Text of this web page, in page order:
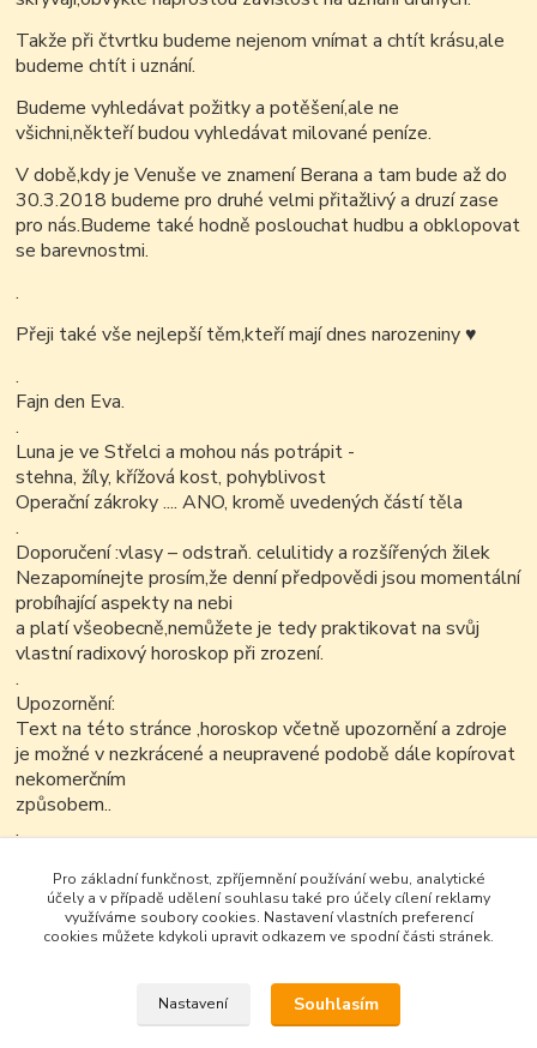
Takže při čtvrtku budeme nejenom vnímat a chtít krásu,ale
budeme chtít i uznání.
Budeme vyhledávat požitky a potěšení,ale ne
všichni,někteří budou vyhledávat milované peníze.
V době,kdy je Venuše ve znamení Berana a tam bude až do
30.3.2018 budeme pro druhé velmi přitažlivý a druzí zase
pro nás.Budeme také hodně poslouchat hudbu a obklopovat
se barevnostmi.
.
Přeji také vše nejlepší těm,kteří mají dnes narozeniny♥
.
Fajn den Eva.
.
Luna je ve Střelci a mohou nás potrápit -
stehna, žíly, křížová kost, pohyblivost
Operační zákroky .... ANO, kromě uvedených částí těla
.
Doporučení :vlasy – odstraň. celulitidy a rozšířených žilek
Nezapomínejte prosím,že denní předpovědi jsou momentální
probíhající aspekty na nebi
a platí všeobecně,nemůžete je tedy praktikovat na svůj
vlastní radixový horoskop při zrození.
.
Upozornění:
Text na této stránce ,horoskop včetně upozornění a zdroje
je možné v nezkrácené a neupravené podobě dále kopírovat
nekomerčním
způsobem..
.
Pro základní funkčnost, zpříjemnění používání webu, analytické
účely a v případě udělení souhlasu také pro účely cílení reklamy
využíváme soubory cookies. Nastavení vlastních preferencí
cookies můžete kdykoli upravit odkazem ve spodní části stránek.
Nastavení Souhlasím